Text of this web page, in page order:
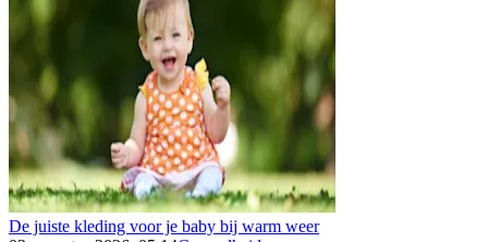
De juiste kleding voor je baby bij warm weer